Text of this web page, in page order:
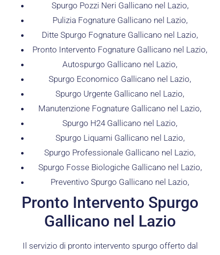
Spurgo Pozzi Neri Gallicano nel Lazio,
Pulizia Fognature Gallicano nel Lazio,
Ditte Spurgo Fognature Gallicano nel Lazio,
Pronto Intervento Fognature Gallicano nel Lazio,
Autospurgo Gallicano nel Lazio,
Spurgo Economico Gallicano nel Lazio,
Spurgo Urgente Gallicano nel Lazio,
Manutenzione Fognature Gallicano nel Lazio,
Spurgo H24 Gallicano nel Lazio,
Spurgo Liquami Gallicano nel Lazio,
Spurgo Professionale Gallicano nel Lazio,
Spurgo Fosse Biologiche Gallicano nel Lazio,
Preventivo Spurgo Gallicano nel Lazio,
Pronto Intervento Spurgo
Gallicano nel Lazio
Il servizio di pronto intervento spurgo offerto dal